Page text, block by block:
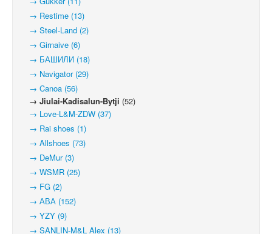
→ Restime (13)
→ Steel-Land (2)
→ Girnaive (6)
→ БАШИЛИ (18)
→ Navigator (29)
→ Canoa (56)
→ Jiulai-Kadisalun-Bytji (52)
→ Love-L&M-ZDW (37)
→ Rai shoes (1)
→ Allshoes (73)
→ DeMur (3)
→ WSMR (25)
→ FG (2)
→ АВА (152)
→ YZY (9)
→ SANLIN-M&L Alex (13)